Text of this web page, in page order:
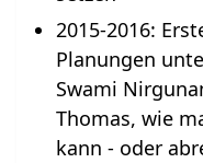
2015-2016:
Planungen
Swami
Thomas, wie
kann - oder